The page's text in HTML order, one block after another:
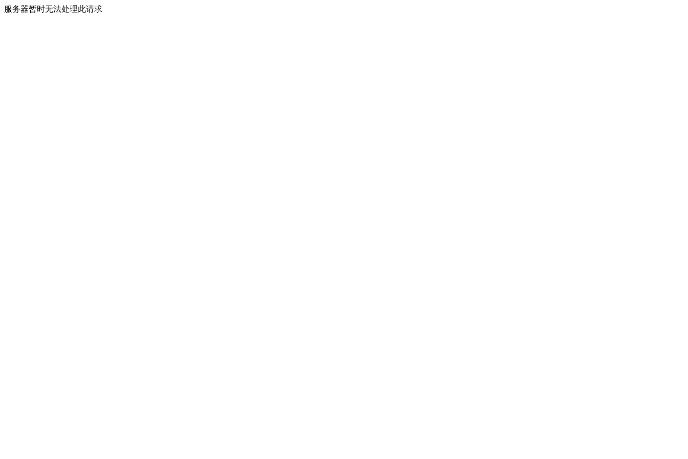
服务器暂时无法处理此请求